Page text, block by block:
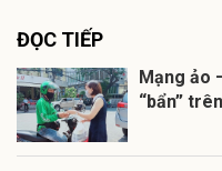
ĐỌC TIẾP
Mạng ảo
“bẩn”